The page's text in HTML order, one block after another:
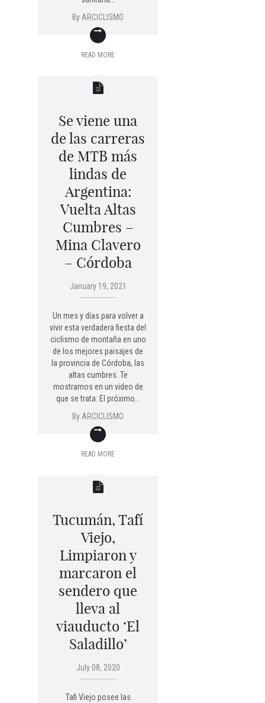
By ARCICLISMO
READ MORE
Se viene una
de las carreras
de MTB más
lindas de
Argentina:
Vuelta Altas
Cumbres –
Mina Clavero
– Córdoba
January 19, 2021
Un mes y días para volver a
vivir esta verdadera fiesta del
ciclismo de montaña en uno
de los mejores paisajes de
la provincia de Córdoba, las
altas cumbres. Te
mostramos en un video de
que se trata: El próximo…
By ARCICLISMO
READ MORE
Tucumán, Tafí
Viejo,
Limpiaron y
marcaron el
sendero que
lleva al
viauducto ‘El
Saladillo’
July 08, 2020
Tafi Viejo posee las